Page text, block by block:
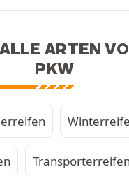
ARTEN
PKW